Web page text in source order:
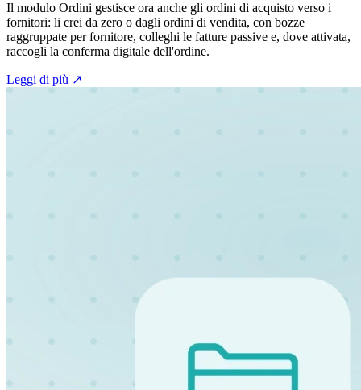
Il modulo Ordini gestisce ora anche gli ordini di acquisto verso i
fornitori: li crei da zero o dagli ordini di vendita, con bozze
raggruppate per fornitore, colleghi le fatture passive e, dove attivata,
raccogli la conferma digitale dell'ordine.
Leggi di più ↗